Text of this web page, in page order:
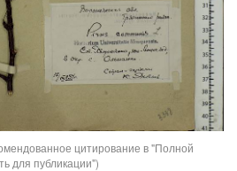
цитирование в "Полной
для публикации")